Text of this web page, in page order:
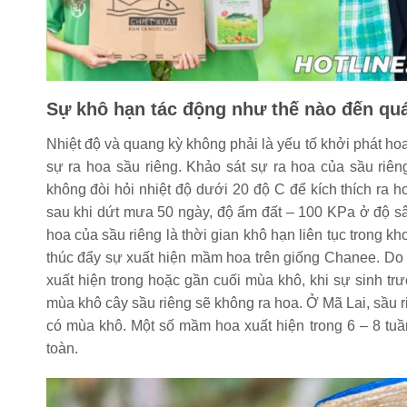
Sự khô hạn tác động như thế nào đến
Nhiệt độ và quang kỳ không phải là yếu tố khởi phát
sự ra hoa sầu riêng. Khảo sát sự ra hoa của sầu
không đòi hỏi nhiệt độ dưới 20 độ C để kích thích ra
sau khi dứt mưa 50 ngày, độ ẩm đất – 100 KPa ở độ
hoa của sầu riêng là thời gian khô hạn liên tục trong
thúc đẩy sự xuất hiện mầm hoa trên giống Chanee.
xuất hiện trong hoặc gần cuối mùa khô, khi sự sinh
mùa khô cây sầu riêng sẽ không ra hoa. Ở Mã Lai,
có mùa khô. Một số mầm hoa xuất hiện trong 6 – 8
toàn.